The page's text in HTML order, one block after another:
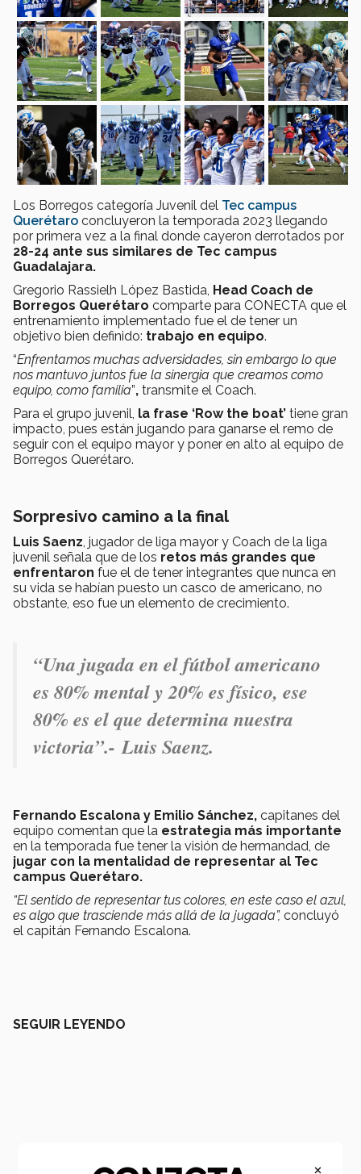
Los Borregos categoría Juvenil del Tec campus
Querétaro concluyeron la temporada 2023 llegando
por primera vez a la final donde cayeron derrotados por
28-24 ante sus similares de Tec campus
Guadalajara.
Gregorio Rassielh López Bastida, Head Coach de
Borregos Querétaro comparte para CONECTA que el
entrenamiento implementado fue el de tener un
objetivo bien definido: trabajo en equipo.
“Enfrentamos muchas adversidades, sin embargo lo que
nos mantuvo juntos fue la sinergia que creamos como
equipo, como familia”, transmite el Coach.
Para el grupo juvenil, la frase ‘Row the boat’ tiene gran
impacto, pues están jugando para ganarse el remo de
seguir con el equipo mayor y poner en alto al equipo de
Borregos Querétaro.
Sorpresivo camino a la final
Luis Saenz , jugador de liga mayor y Coach de la liga
juvenil señala que de los retos más grandes que
enfrentaron fue el de tener integrantes que nunca en
su vida se habían puesto un casco de americano, no
obstante, eso fue un elemento de crecimiento.
“Una jugada en el fútbol americano
es 80% mental y 20% es físico, ese
80% es el que determina nuestra
victoria”.- Luis Saenz.
Fernando Escalona y Emilio Sánchez, capitanes del
equipo comentan que la estrategia más importante
en la temporada fue tener la visión de hermandad, de
jugar con la mentalidad de representar al Tec
campus Querétaro.
“El sentido de representar tus colores, en este caso el azul,
es algo que trasciende más allá de la jugada”, concluyó
el capitán Fernando Escalona.
SEGUIR LEYENDO
×